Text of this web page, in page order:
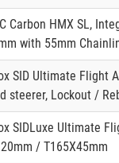
Carbon HMX SL,
with 55mm
SID Ultimate Flight
steerer, Lockout /
SIDLuxe Ultimate
/ T165X45mm